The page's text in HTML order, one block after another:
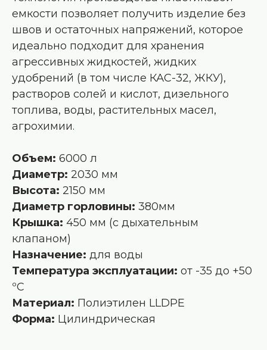
емкости позволяет получить изделие без
швов и остаточных напряжений, которое
идеально подходит для хранения
агрессивных жидкостей, жидких
удобрений (в том числе КАС-32, ЖКУ),
растворов солей и кислот, дизельного
топлива, воды, растительных масел,
агрохимии.
Объем: 6000 л
Диаметр: 2030 мм
Высота: 2150 мм
Диаметр горловины: 380мм
Крышка: 450 мм (с дыхательным
клапаном)
Назначение: для воды
Температура эксплуатации: от -35 до +50
ºС
Материал: Полиэтилен LLDPE
Форма: Цилиндрическая